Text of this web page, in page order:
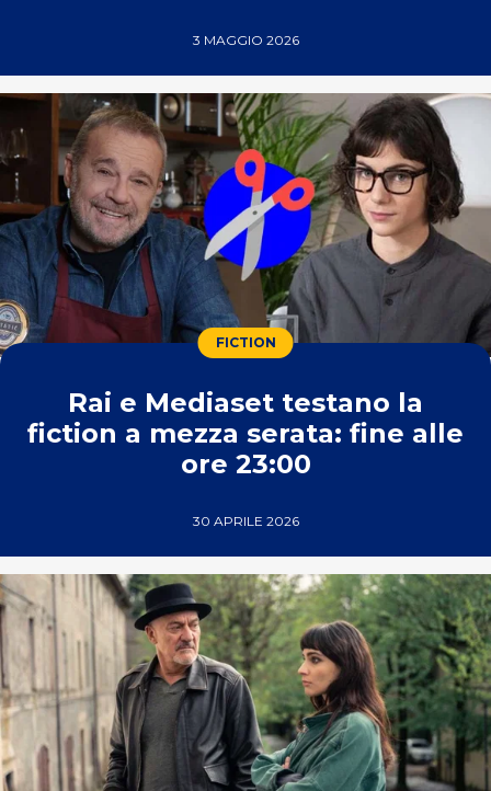
3 MAGGIO 2026
FICTION
Rai e Mediaset testano la
fiction a mezza serata: fine alle
ore 23:00
30 APRILE 2026